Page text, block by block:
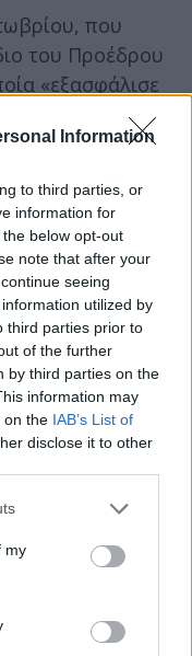
Information
to third parties, or
information for
below opt-out
note that after your
seeing
utilized by
third parties prior to
of the further
by third parties on the
information may
on the IAB’s List of
disclose it to other
or more Google
You may click to
third-party tags to
in below Google
my
που
του Προέδρου
«εξασφάλισε
ομήρων
«αποτέλεσμα μιας
της Αιγύπτου και
ότι «οι
εύθραυστες»
πρέπει να
ανθρωπιστική
παραμένουν
ανάγκες είναι
το νερό, την